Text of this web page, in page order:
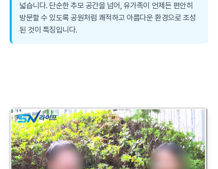
넓습니다. 단순한 추모 공간을 넘어, 유가족이 언제든 편안히
방문할 수 있도록 공원처럼 쾌적하고 아름다운 환경으로 조성
된 것이 특징입니다.